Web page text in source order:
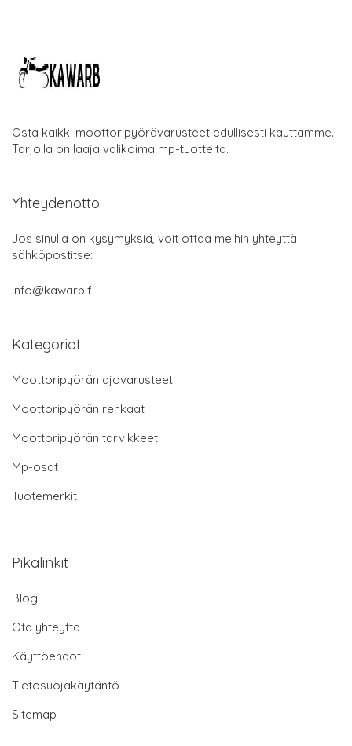
Osta kaikki moottoripyörävarusteet edullisesti kauttamme.
Tarjolla on laaja valikoima mp-tuotteita.
Yhteydenotto
Jos sinulla on kysymyksiä, voit ottaa meihin yhteyttä
sähköpostitse:
info@kawarb.fi
Kategoriat
Moottoripyörän ajovarusteet
Moottoripyörän renkaat
Moottoripyörän tarvikkeet
Mp-osat
Tuotemerkit
Pikalinkit
Blogi
Ota yhteyttä
Käyttöehdot
Tietosuojakäytäntö
Sitemap